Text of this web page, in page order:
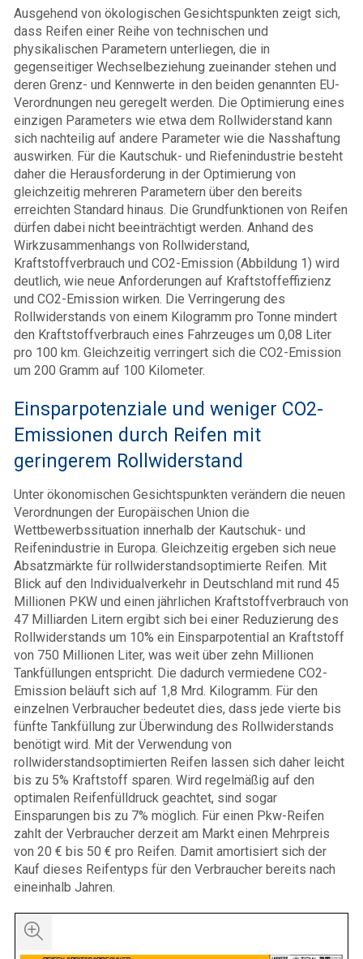
Ausgehend von ökologischen Gesichtspunkten zeigt sich,
dass Reifen einer Reihe von technischen und
physikalischen Parametern unterliegen, die in
gegenseitiger Wechselbeziehung zueinander stehen und
deren Grenz- und Kennwerte in den beiden genannten EU-
Verordnungen neu geregelt werden. Die Optimierung eines
einzigen Parameters wie etwa dem Rollwiderstand kann
sich nachteilig auf andere Parameter wie die Nasshaftung
auswirken. Für die Kautschuk- und Riefenindustrie besteht
daher die Herausforderung in der Optimierung von
gleichzeitig mehreren Parametern über den bereits
erreichten Standard hinaus. Die Grundfunktionen von Reifen
dürfen dabei nicht beeinträchtigt werden. Anhand des
Wirkzusammenhangs von Rollwiderstand,
Kraftstoffverbrauch und CO2-Emission (Abbildung 1) wird
deutlich, wie neue Anforderungen auf Kraftstoffeffizienz
und CO2-Emission wirken. Die Verringerung des
Rollwiderstands von einem Kilogramm pro Tonne mindert
den Kraftstoffverbrauch eines Fahrzeuges um 0,08 Liter
pro 100 km. Gleichzeitig verringert sich die CO2-Emission
um 200 Gramm auf 100 Kilometer.
Einsparpotenziale und weniger CO2-
Emissionen durch Reifen mit
geringerem Rollwiderstand
Unter ökonomischen Gesichtspunkten verändern die neuen
Verordnungen der Europäischen Union die
Wettbewerbssituation innerhalb der Kautschuk- und
Reifenindustrie in Europa. Gleichzeitig ergeben sich neue
Absatzmärkte für rollwiderstandsoptimierte Reifen. Mit
Blick auf den Individualverkehr in Deutschland mit rund 45
Millionen PKW und einen jährlichen Kraftstoffverbrauch von
47 Milliarden Litern ergibt sich bei einer Reduzierung des
Rollwiderstands um 10% ein Einsparpotential an Kraftstoff
von 750 Millionen Liter, was weit über zehn Millionen
Tankfüllungen entspricht. Die dadurch vermiedene CO2-
Emission beläuft sich auf 1,8 Mrd. Kilogramm. Für den
einzelnen Verbraucher bedeutet dies, dass jede vierte bis
fünfte Tankfüllung zur Überwindung des Rollwiderstands
benötigt wird. Mit der Verwendung von
rollwiderstandsoptimierten Reifen lassen sich daher leicht
bis zu 5% Kraftstoff sparen. Wird regelmäßig auf den
optimalen Reifenfülldruck geachtet, sind sogar
Einsparungen bis zu 7% möglich. Für einen Pkw-Reifen
zahlt der Verbraucher derzeit am Markt einen Mehrpreis
von 20 € bis 50 € pro Reifen. Damit amortisiert sich der
Kauf dieses Reifentyps für den Verbraucher bereits nach
eineinhalb Jahren.